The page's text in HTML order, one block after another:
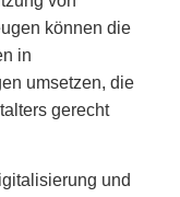
können die
in
umsetzen, die
gerecht
und